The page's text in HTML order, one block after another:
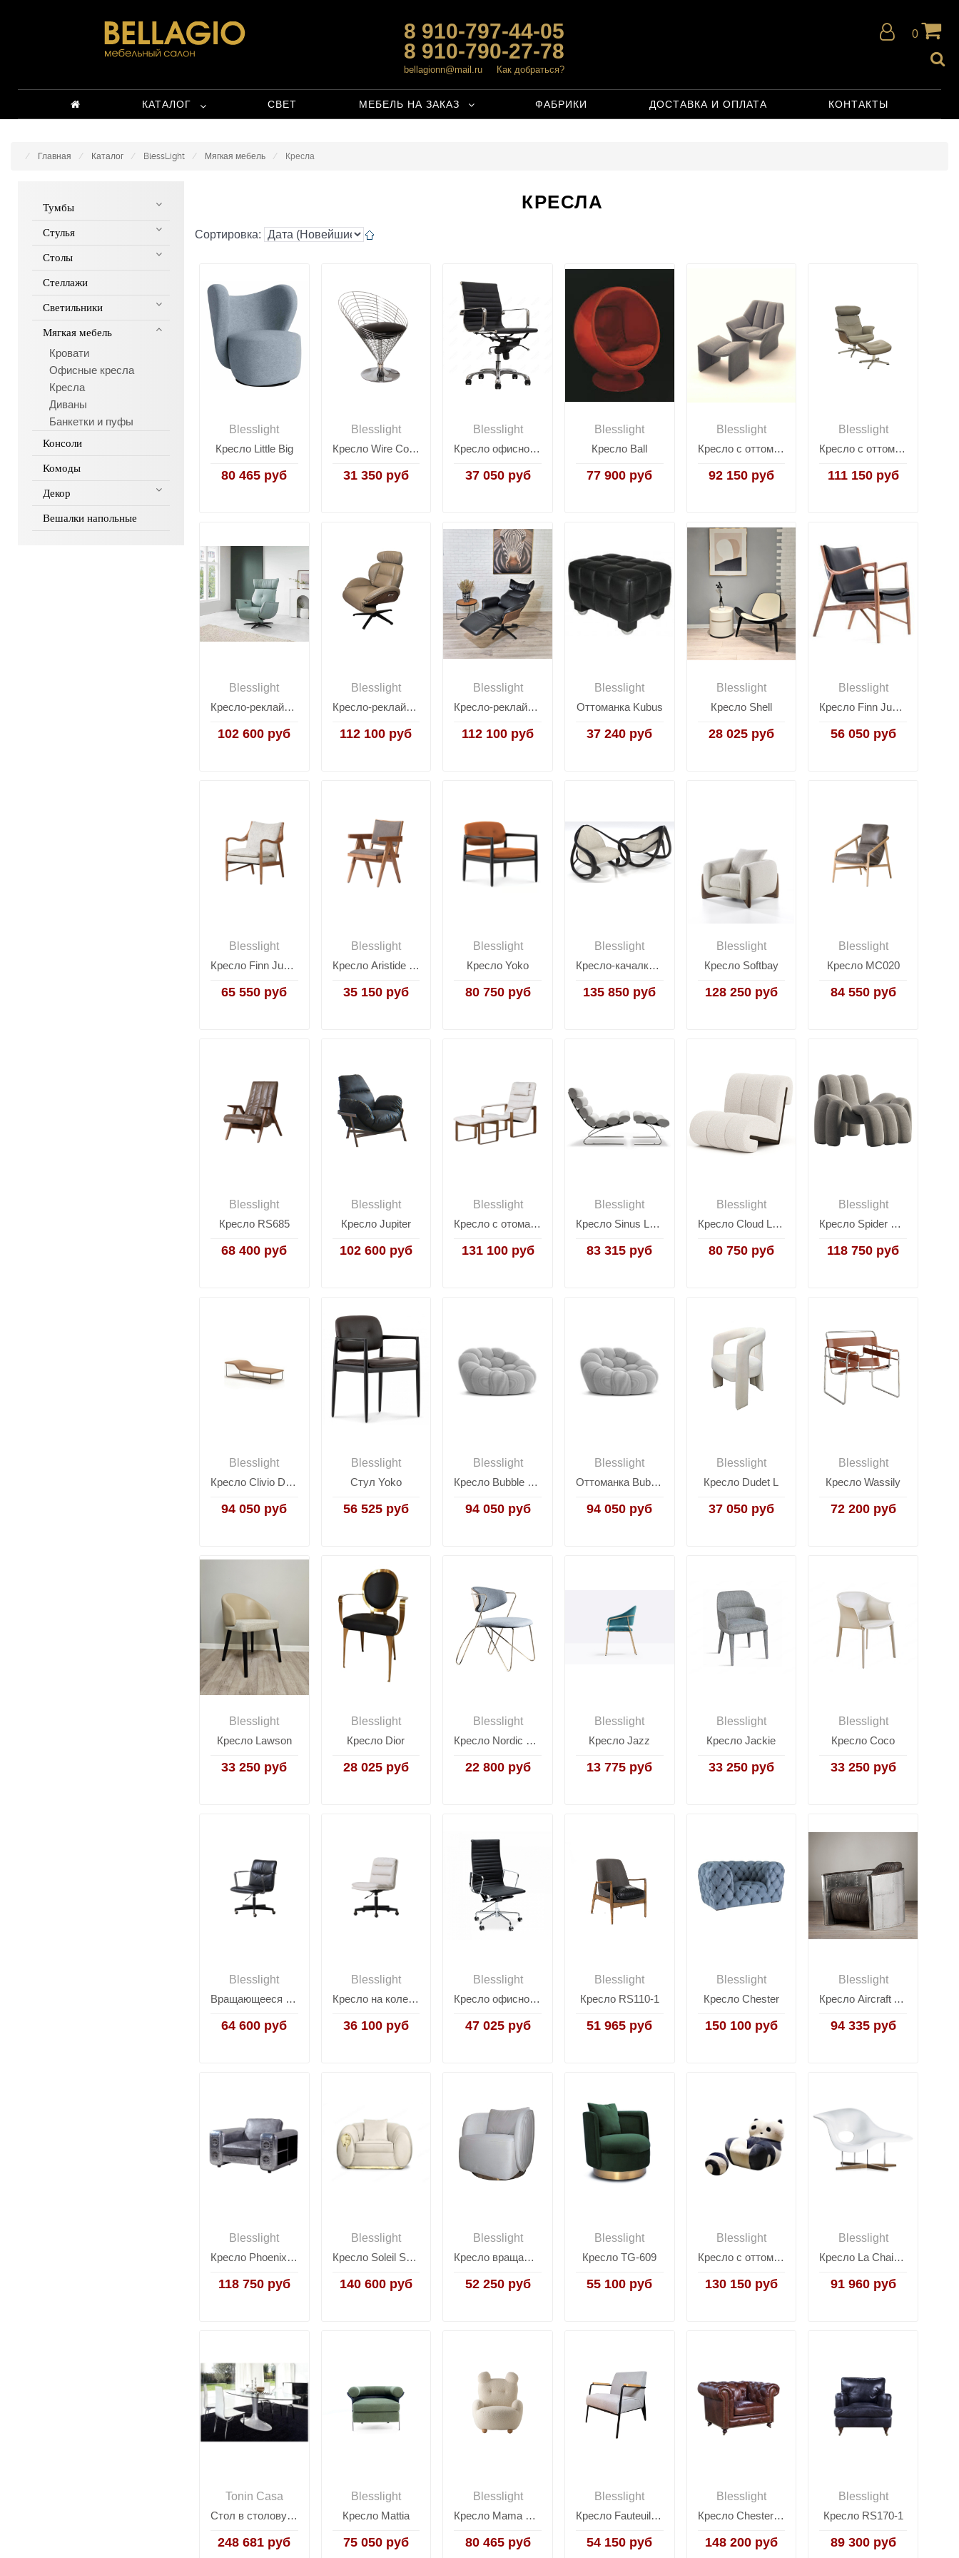
8 910-797-44-05
8 910-790-27-78
bellagionn@mail.ru Как добраться?
0
КАТАЛОГ СВЕТ МЕБЕЛЬ НА ЗАКАЗ ФАБРИКИ ДОСТАВКА И ОПЛАТА КОНТАКТЫ
Главная Каталог BlessLight Мягкая мебель Кресла
Тумбы
Стулья
Столы
Стеллажи
Светильники
Мягкая мебель
Кровати
Офисные кресла
Кресла
Диваны
Банкетки и пуфы
Консоли
Комоды
Декор
Вешалки напольные
КРЕСЛА
Сортировка:
Blesslight
Кресло Little Big
80 465 руб
Blesslight
Кресло Wire Cone
31 350 руб
Blesslight
Кресло офисное Eames Ribbed EA117
37 050 руб
Blesslight
Кресло Ball
77 900 руб
Blesslight
Кресло с оттоманкой Hirundo
92 150 руб
Blesslight
Кресло с оттоманкой Timeout
111 150 руб
Blesslight
Кресло-реклайнер Nagano
102 600 руб
Blesslight
Кресло-реклайнер STG-4267
112 100 руб
Blesslight
Кресло-реклайнер STG-4432
112 100 руб
Blesslight
Оттоманка Kubus
37 240 руб
Blesslight
Кресло Shell
28 025 руб
Blesslight
Кресло Finn Juhl Model 45
56 050 руб
Blesslight
Кресло Finn Juhl Model45 RS217 Canvas
65 550 руб
Blesslight
Кресло Aristide Canvas Armchair
35 150 руб
Blesslight
Кресло Yoko
80 750 руб
Blesslight
Кресло-качалка Move
135 850 руб
Blesslight
Кресло Softbay
128 250 руб
Blesslight
Кресло MC020
84 550 руб
Blesslight
Кресло RS685
68 400 руб
Blesslight
Кресло Jupiter
102 600 руб
Blesslight
Кресло с отоманкой RS609
131 100 руб
Blesslight
Кресло Sinus Lounge с оттоманкой
83 315 руб
Blesslight
Кресло Cloud Lounge chair
80 750 руб
Blesslight
Кресло Spider Phoebe
118 750 руб
Blesslight
Кресло Clivio Daybed
94 050 руб
Blesslight
Стул Yoko
56 525 руб
Blesslight
Кресло Bubble by Roche Bobois
94 050 руб
Blesslight
Оттоманка Bubble by Roche Bobois
94 050 руб
Blesslight
Кресло Dudet L
37 050 руб
Blesslight
Кресло Wassily
72 200 руб
Blesslight
Кресло Lawson
33 250 руб
Blesslight
Кресло Dior
28 025 руб
Blesslight
Кресло Nordic B111
22 800 руб
Blesslight
Кресло Jazz
13 775 руб
Blesslight
Кресло Jackie
33 250 руб
Blesslight
Кресло Coco
33 250 руб
Blesslight
Вращающееся кресло RS391
64 600 руб
Blesslight
Кресло на колесиках RS235-A
36 100 руб
Blesslight
Кресло офисное на колесиках Eames Ribbed EA119
47 025 руб
Blesslight
Кресло RS110-1
51 965 руб
Blesslight
Кресло Chester
150 100 руб
Blesslight
Кресло Aircraft Armchair Original RS003-1
94 335 руб
Blesslight
Кресло Phoenix RS030-1
118 750 руб
Blesslight
Кресло Soleil Sessel von BVD
140 600 руб
Blesslight
Кресло вращающееся TG-659
52 250 руб
Blesslight
Кресло TG-609
55 100 руб
Blesslight
Кресло с оттоманкой Up5 Panda
130 150 руб
Blesslight
Кресло La Chaise Lounge
91 960 руб
Tonin Casa
Стол в столовую Tonin Tavoli e sedie 8010
248 681 руб
Blesslight
Кресло Mattia
75 050 руб
Blesslight
Кресло Mama Bear
80 465 руб
Blesslight
Кресло Fauteuil de Salon
54 150 руб
Blesslight
Кресло Chesterfield RS073-1
148 200 руб
Blesslight
Кресло RS170-1
89 300 руб